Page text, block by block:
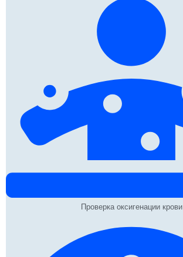
Проверка оксигенации крови